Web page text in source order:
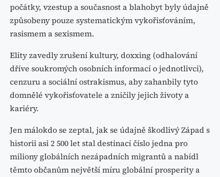
počátky, vzestup a současnost a blahobyt byly údajně
způsobeny pouze systematickým vykořisťováním,
rasismem a sexismem.
Elity zavedly zrušení kultury, doxxing (odhalování
dříve soukromých osobních informací o jednotlivci),
cenzuru a sociální ostrakismus, aby zahanbily tyto
domnělé vykořisťovatele a zničily jejich životy a
kariéry.
Jen málokdo se zeptal, jak se údajně škodlivý Západ s
historii asi 2 500 let stal destinací číslo jedna pro
miliony globálních nezápadních migrantů a nabídl
těmto občanům největší míru globální prosperity a